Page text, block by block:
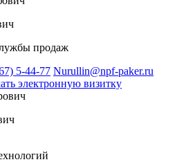
продаж
5-44-77 Nurullin@npf-paker.ru
электронную визитку